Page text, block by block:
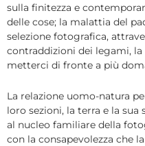
sulla finitezza e
delle cose; la malattia del
selezione fotografica,
contraddizioni dei legami,
metterci di fronte a più
La relazione uomo-natura
loro sezioni, la terra e la
al nucleo familiare della
con la consapevolezza che